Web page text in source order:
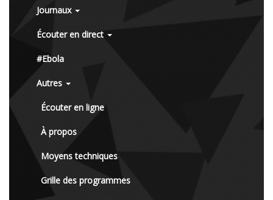
Journaux
Écouter en direct
#Ebola
Autres
Écouter en ligne
À propos
Moyens techniques
Grille des programmes